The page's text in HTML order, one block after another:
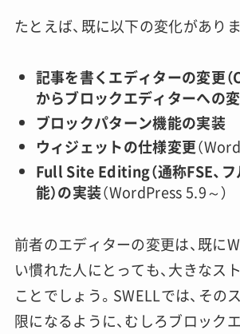
たとえば、既に以下の変化がありま
記事を書くエディターの変更
からブロックエディターへの変
ブロックパターン機能の実装
ウィジェットの仕様変更（
Full Site Editing（通称FSE、
能）の実装（WordPress 5.9～）
前者のエディターの変更は、既に
い慣れた人にとっても、大きなス
ことでしょう。SWELLでは、その
限になるように、むしろブロック